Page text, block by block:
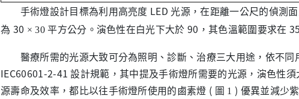
手術燈設計目標為利用高亮度 LED 光源，在距離一公尺的偵測
為 30 × 30平方公分。演色性在白光下大於 90，其色溫範圍要求在
醫療所需的光源大致可分為照明、診斷、治療三大用途，依不同
IEC60601-2-41 設計規範，其中提及手術燈所需要的光源，演色性
源壽命及效率，都比以往手術燈所使用的鹵素燈 ( 圖 1 ) 優異並減少